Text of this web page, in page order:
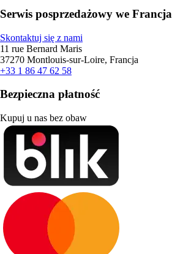
Serwis posprzedażowy we Francja
Skontaktuj się z nami
11 rue Bernard Maris
37270 Montlouis-sur-Loire, Francja
+33 1 86 47 62 58
Bezpieczna płatność
Kupuj u nas bez obaw